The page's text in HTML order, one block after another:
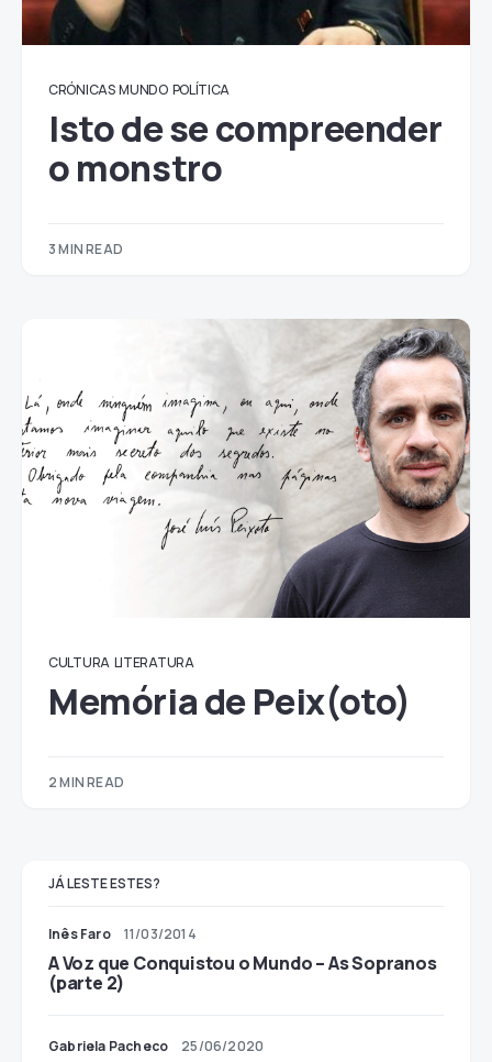
CRÓNICAS MUNDO POLÍTICA
Isto de se compreender
o monstro
3 MIN READ
CULTURA LITERATURA
Memória de Peix(oto)
2 MIN READ
JÁ LESTE ESTES?
Inês Faro 11/03/2014
A Voz que Conquistou o Mundo – As Sopranos
(parte 2)
Gabriela Pacheco 25/06/2020